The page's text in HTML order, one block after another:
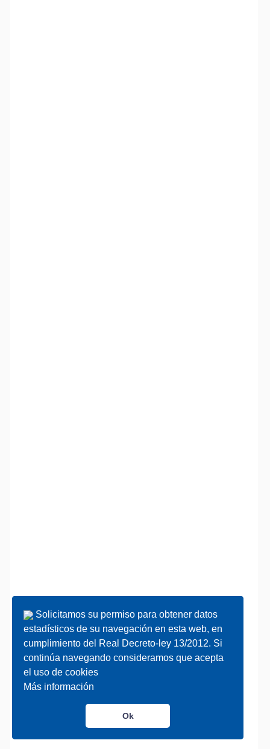
Solicitamos su permiso para obtener datos
estadísticos de su navegación en esta web, en
cumplimiento del Real Decreto-ley 13/2012. Si
continúa navegando consideramos que acepta
el uso de cookies
Más información
Ok
Solicitamos su permiso para obtener datos
estadísticos de su navegación en esta web, en
cumplimiento del Real Decreto-ley 13/2012. Si
continúa navegando consideramos que acepta
el uso de cookies
Más información
Ok